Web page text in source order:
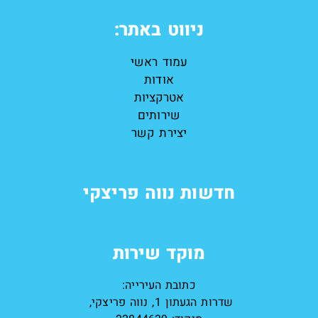
ניווט באתר:
עמוד ראשי
אודות
אטרקציות
שירותים
יצירת קשר
חדשות נווה פריצקי
מוקד שירות
כתובת העירייה:
שדרות הגעתון 1, נווה פריצקי,